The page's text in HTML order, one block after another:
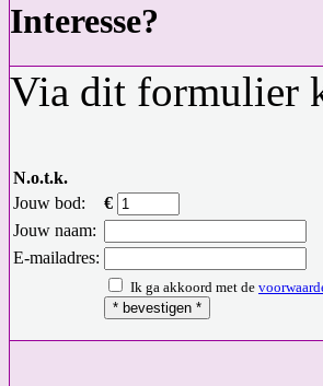
Interesse?
Via dit formulier
N.o.t.k.
Jouw bod:
€
Jouw naam:
E-mailadres:
Ik ga akkoord met de